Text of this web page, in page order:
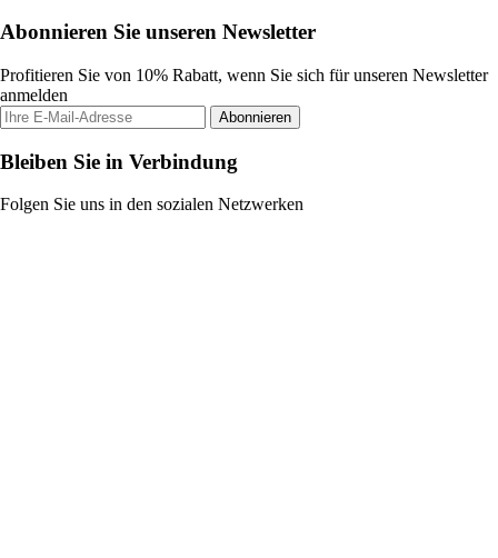
Abonnieren Sie unseren Newsletter
Profitieren Sie von 10% Rabatt, wenn Sie sich für unseren Newsletter
anmelden
Abonnieren
Bleiben Sie in Verbindung
Folgen Sie uns in den sozialen Netzwerken